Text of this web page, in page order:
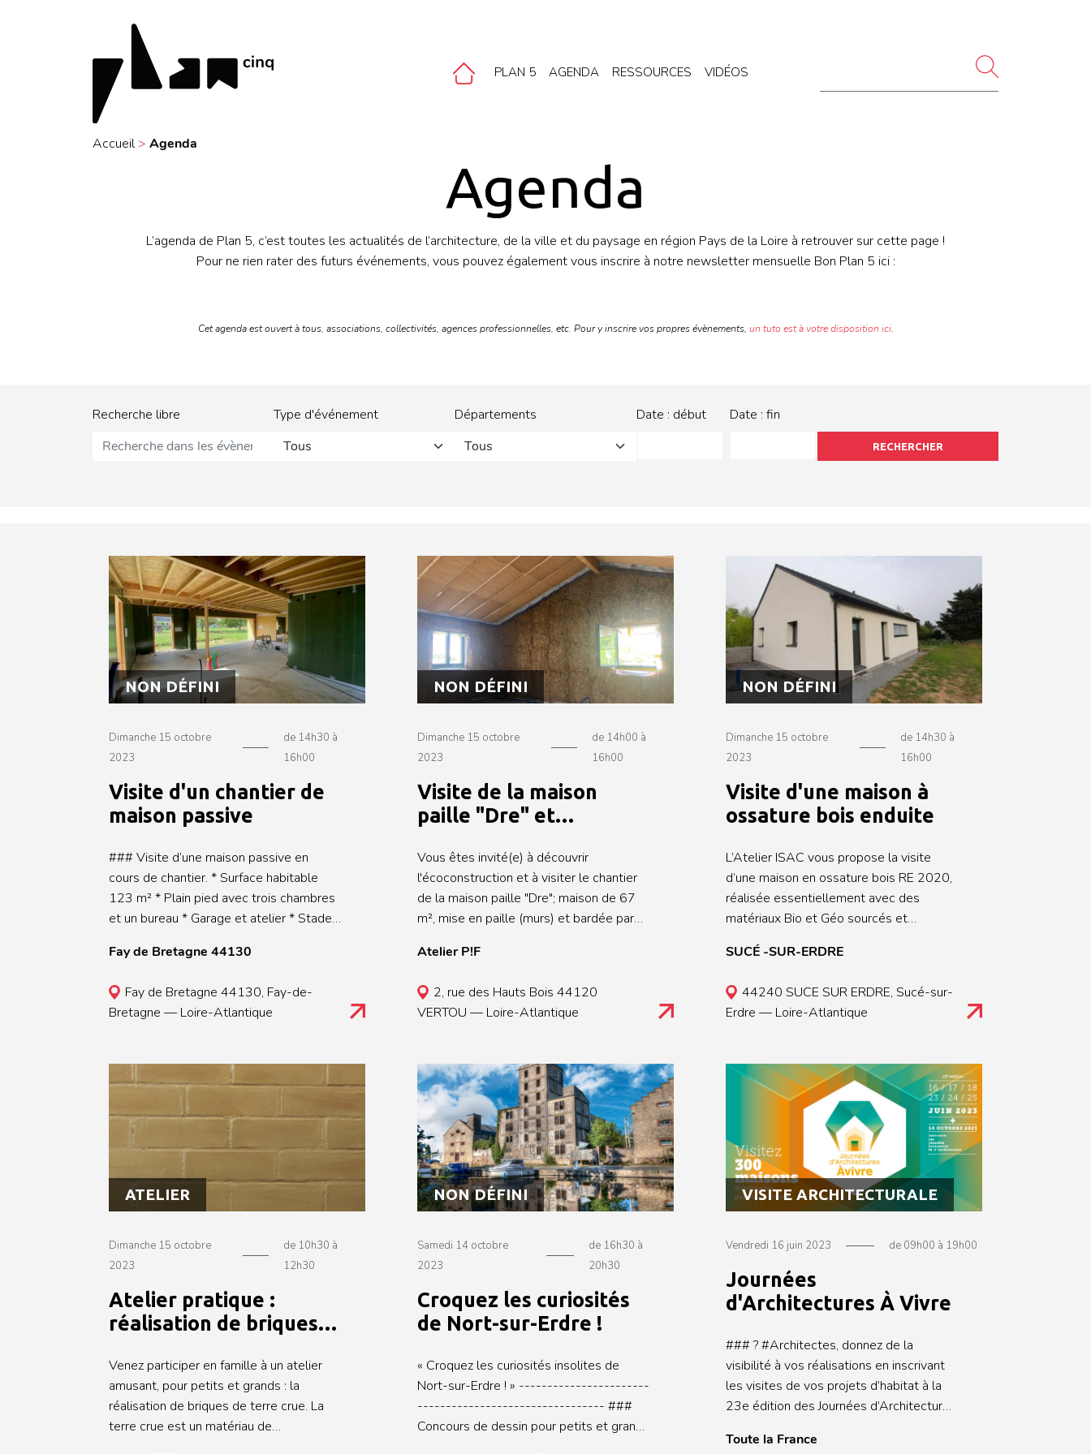
PLAN 5 AGENDA RESSOURCES VIDÉOS
Accueil> Agenda
Agenda
L’agenda de Plan 5, c’est toutes les actualités de l’architecture, de la ville et du paysage en région Pays de la Loire à retrouver sur cette page !
Pour ne rien rater des futurs événements, vous pouvez également vous inscrire à notre newsletter mensuelle Bon Plan 5 ici :
Cet agenda est ouvert à tous, associations, collectivités, agences professionnelles, etc. Pour y inscrire vos propres évènements, un tuto est à votre disposition ici.
Recherche libre
Type d'événement
Tous
Départements
Tous
Date : début Date : fin
RECHERCHER
NON DÉFINI
Dimanche 15 octobre
2023
de 14h30 à
16h00
Visite d'un chantier de
maison passive
### Visite d’une maison passive en
cours de chantier. * Surface habitable
123 m² * Plain pied avec trois chambres
et un bureau * Garage et atelier * Stade
Isolants Biosourcés * Bardage
Aluminium Une visite proposée
par **Atelier ISAC** et **Tektolab
édition d'**Habiter Bois**. Un
évènement **Fibois Pays de la Loire**,
association interprofessionnelle pour la
promotion du bois en région Pays de la
Loire.
Fay de Bretagne 44130
Fay de Bretagne 44130, Fay-de-
Bretagne — Loire-Atlantique
NON DÉFINI
Dimanche 15 octobre
2023
de 14h00 à
16h00
Visite de la maison
paille "Dre" et
l'écoconstruction
Vous êtes invité(e) à découvrir
l'écoconstruction et à visiter le chantier
de la maison paille "Dre"; maison de 67
m², mise en paille (murs) et bardée par
bois et ouate de cellulose en toiture,
terre. Au programme : \- Projection :
Découvrez lors d'une projection
collectif, les principes phares de
l'écoconstruction. \- Visite guidée :
Explorez la maison en compagnie du
maître d'oeuvre. \- Session Questions -
Réponses : Posez toutes vos questions.
Atelier P!F
2, rue des Hauts Bois 44120
VERTOU — Loire-Atlantique
NON DÉFINI
Dimanche 15 octobre
2023
de 14h30 à
16h00
Visite d'une maison à
ossature bois enduite
L’Atelier ISAC vous propose la visite
d’une maison en ossature bois RE 2020,
réalisée essentiellement avec des
matériaux Bio et Géo sourcés et
sur fibre de bois. Le projet a été créé et
Maître d’Œuvre à Nort sur Erdre. Sur ce
sujet l’entreprise a pu exprimer
Charpente ossature bois * Menuiserie
extérieure * Protection solaire * Isolation
en ouate de cellulose et étanchéité a l’air
visite proposée par **l'Atelier
ISAC** dans le cadre de la 7e
édition d'**Habiter Bois**. Un
évènement **Fibois Pays de la Loire**,
promotion du bois en région Pays de la
SUCÉ -SUR-ERDRE
44240 SUCE SUR ERDRE, Sucé-sur-
Erdre — Loire-Atlantique
ATELIER
Dimanche 15 octobre
2023
de 10h30 à
12h30
Atelier pratique :
réalisation de briques
Venez participer en famille à un atelier
amusant, pour petits et grands : la
réalisation de briques de terre crue. La
terre crue est un matériau de
NON DÉFINI
Samedi 14 octobre
2023
de 16h30 à
20h30
Croquez les curiosités
de Nort-sur-Erdre !
« Croquez les curiosités insolites de
Nort-sur-Erdre ! » -----------------------
--------------------------------- ###
Concours de dessin pour petits et grands
VISITE ARCHITECTURALE
Vendredi 16 juin 2023 de 09h00 à 19h00
Journées
d'Architectures À Vivre
### ? #Architectes, donnez de la
visibilité à vos réalisations en inscrivant
les visites de vos projets d’habitat à la
23e édition des Journées d’Architectures
[https://www.journeesavivre.fr/]
Toute la France